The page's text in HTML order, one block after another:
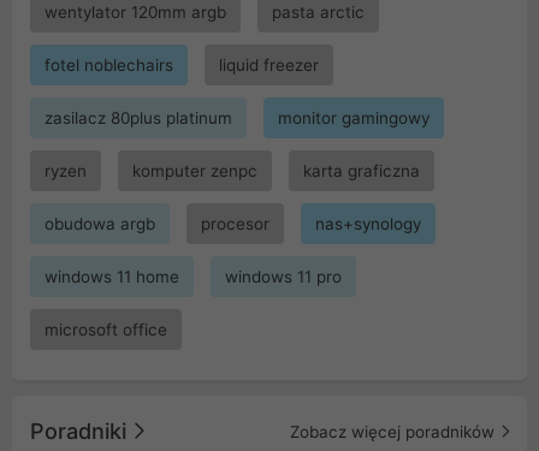
wentylator 120mm argb pasta arctic
fotel noblechairs liquid freezer
zasilacz 80plus platinum monitor gamingowy
ryzen komputer zenpc karta graficzna
obudowa argb procesor nas+synology
windows 11 home windows 11 pro
microsoft office
Poradniki Zobacz więcej poradników